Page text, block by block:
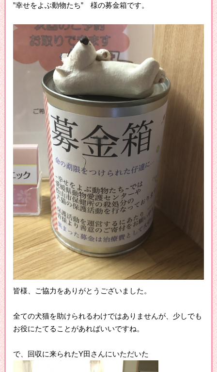
”幸せをよぶ動物たち” 様の募金箱です。
皆様、ご協力をありがとうございました。
全ての犬猫を助けられるわけではありませんが、少しでも
お役にたてることがあればいいですね。
で、回収に来られたY田さんにいただいた